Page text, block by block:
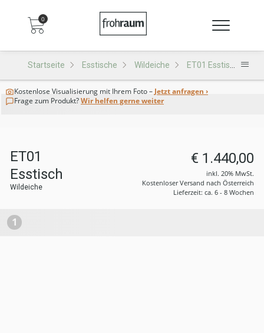
0
Startseite Esstische Wildeiche ET01 Esstisch
Kostenlose Visualisierung mit Ihrem Foto – Jetzt anfragen ›
Frage zum Produkt?Wir helfen gerne weiter
ET01
Esstisch
Wildeiche
€ 1.440,00
inkl. 20% MwSt.
Kostenloser Versand nach Österreich
Lieferzeit: ca. 6 - 8 Wochen
1